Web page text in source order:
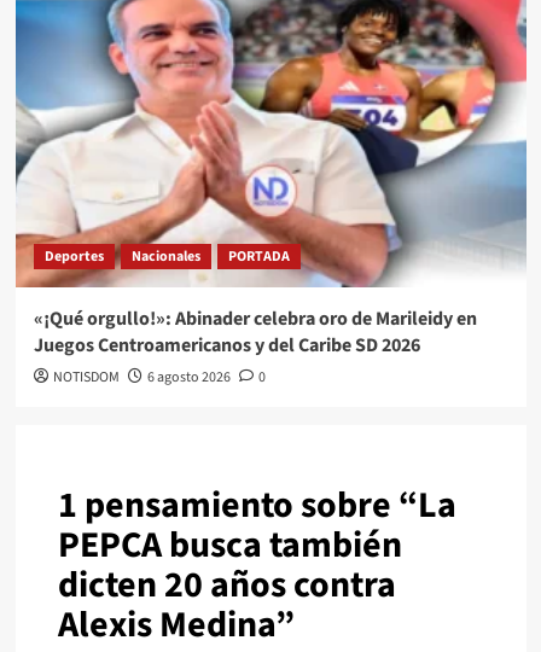
Deportes Nacionales PORTADA
«¡Qué orgullo!»: Abinader celebra oro de Marileidy en
Juegos Centroamericanos y del Caribe SD 2026
NOTISDOM 6 agosto 2026 0
1 pensamiento sobre “La
PEPCA busca también
dicten 20 años contra
Alexis Medina”